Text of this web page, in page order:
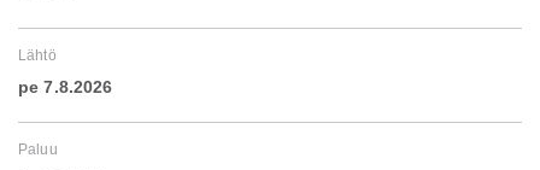
Lähtö
pe 7.8.2026
Paluu